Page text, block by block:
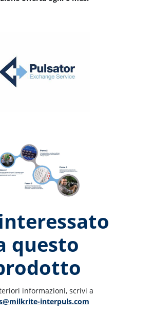
questo
informazioni, scrivi a
interpuls.com